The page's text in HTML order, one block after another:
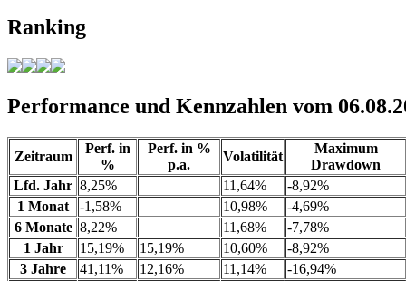
Ranking
Performance und Kennzahlen vom
Zeitraum
Perf. in
%
Perf. in %
p.a.
Volatilität
Maximum
Drawdown
Lfd. Jahr 8,25% 11,64%
-8,92%
1 Monat
-1,58% 10,98%
-4,69%
6 Monate 8,22% 11,68%
-7,78%
1 Jahr
15,19% 15,19% 10,60%
-8,92%
3 Jahre
41,11% 12,16% 11,14%
-16,94%